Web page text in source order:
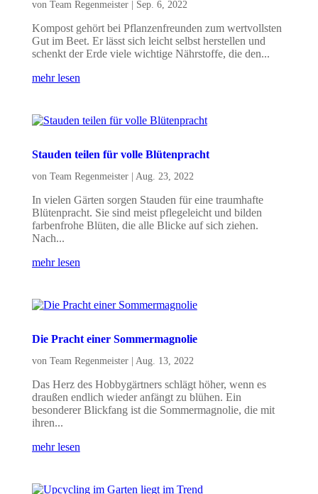
von Team Regenmeister| Sep. 6, 2022
Kompost gehört bei Pflanzenfreunden zum wertvollsten
Gut im Beet. Er lässt sich leicht selbst herstellen und
schenkt der Erde viele wichtige Nährstoffe, die den...
mehr lesen
Stauden teilen für volle Blütenpracht
von Team Regenmeister| Aug. 23, 2022
In vielen Gärten sorgen Stauden für eine traumhafte
Blütenpracht. Sie sind meist pflegeleicht und bilden
farbenfrohe Blüten, die alle Blicke auf sich ziehen.
Nach...
mehr lesen
Die Pracht einer Sommermagnolie
von Team Regenmeister| Aug. 13, 2022
Das Herz des Hobbygärtners schlägt höher, wenn es
draußen endlich wieder anfängt zu blühen. Ein
besonderer Blickfang ist die Sommermagnolie, die mit
ihren...
mehr lesen